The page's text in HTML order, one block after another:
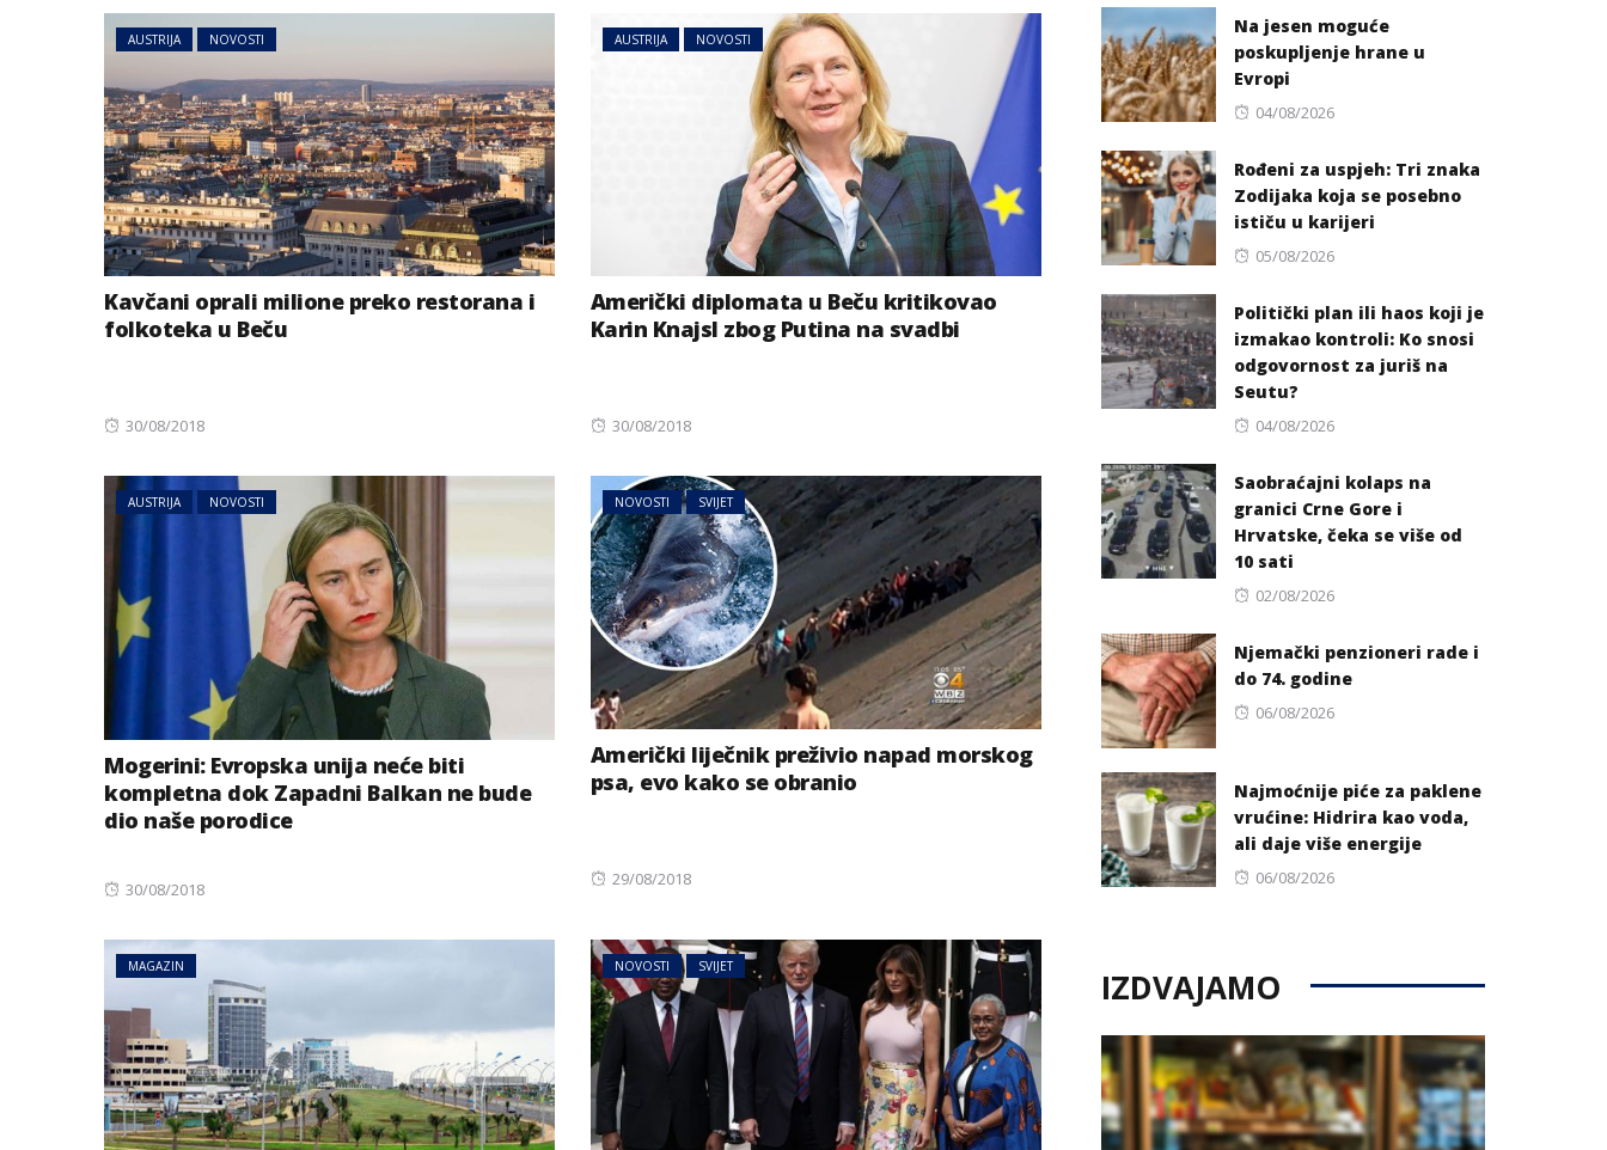
AUSTRIJA NOVOSTI
Kavčani oprali milione preko restorana i
folkoteka u Beču
Posted
30/08/2018
AUSTRIJA NOVOSTI
Američki diplomata u Beču kritikovao
Karin Knajsl zbog Putina na svadbi
Posted
30/08/2018
AUSTRIJA NOVOSTI
Mogerini: Evropska unija neće biti
kompletna dok Zapadni Balkan ne bude
dio naše porodice
Posted
30/08/2018
NOVOSTI SVIJET
Američki liječnik preživio napad morskog
psa, evo kako se obranio
Posted
29/08/2018
MAGAZIN NOVOSTI SVIJET
Na jesen moguće
poskupljenje hrane u
Evropi
Posted
04/08/2026
Rođeni za uspjeh: Tri znaka
Zodijaka koja se posebno
ističu u karijeri
Posted
05/08/2026
Politički plan ili haos koji je
izmakao kontroli: Ko snosi
odgovornost za juriš na
Seutu?
Posted
04/08/2026
Saobraćajni kolaps na
granici Crne Gore i
Hrvatske, čeka se više od
10 sati
Posted
02/08/2026
Njemački penzioneri rade i
do 74. godine
Posted
06/08/2026
Najmoćnije piće za paklene
vrućine: Hidrira kao voda,
ali daje više energije
Posted
06/08/2026
IZDVAJAMO